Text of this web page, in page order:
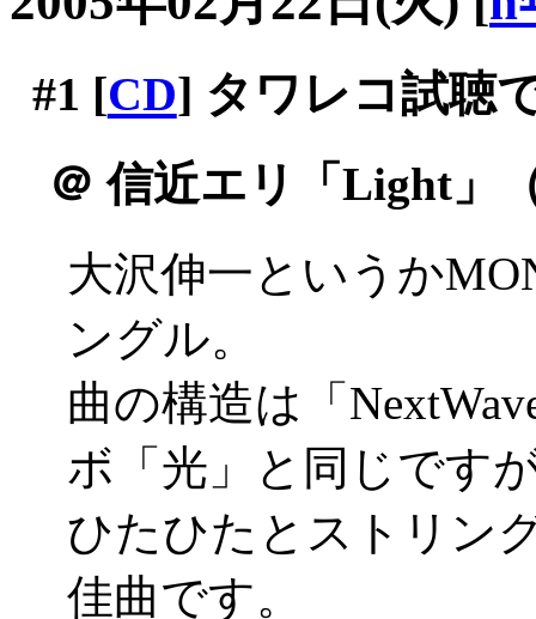
#1 [CD] タワレコ試聴
＠ 信近エリ「Light」
大沢伸一というか
ングル。
曲の構造は「
ボ「光」と同じです
ひたひたとストリン
佳曲です。